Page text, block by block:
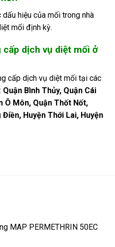
hiệu của mối trong nhà
mối định kỳ.
cấp dịch vụ diệt mối ở
cấp dịch vụ diệt mối tại các
Quận Bình Thủy, Quận Cái
Ô Môn, Quận Thốt Nốt,
Điền, Huyện Thới Lai, Huyện
MAP PERMETHRIN 50EC